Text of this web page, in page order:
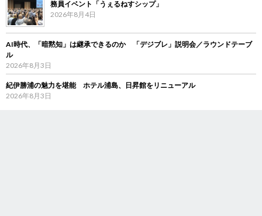
務員イベント「うぇるねすシップ」
2026年8月4日
AI時代、「暗黙知」は継承できるのか 「デジブレ」説明会／ラウンドテーブ
ル
2026年8月3日
紀伊勝浦の魅力を堪能 ホテル浦島、日昇館をリニューアル
2026年8月3日